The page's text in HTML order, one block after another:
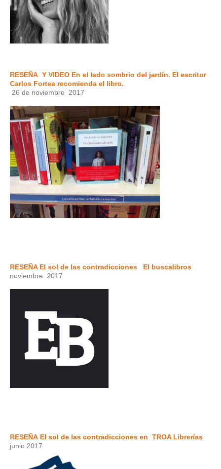
RESEÑA Y VIDEO En el lado sombrio del jardín. El escritor
Carlos Fortea recomienda el libro.
26 de noviembre 2017
RESEÑA El sol de las contradicciones
El buscalibros
noviembre 2017
RESEÑA El sol de las contradicciones en TROA Librerías
junio 2017